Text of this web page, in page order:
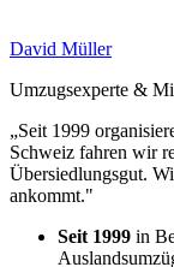
Häufige
Auswandern
01Was kostet ein
Je nach
Zimmer) bis
€. Die
nach kurzer
Wie lange